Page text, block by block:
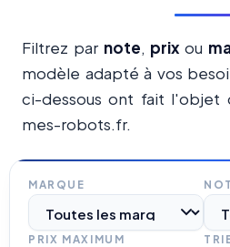
Filtrez par note, prix ou
modèle adapté à vos
ci-dessous ont fait l'objet
mes-robots.fr.
MARQUE
PRIX MAXIMUM